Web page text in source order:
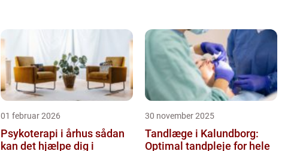
01 februar 2026
Psykoterapi i århus sådan
kan det hjælpe dig i
30 november 2025
Tandlæge i Kalundborg:
Optimal tandpleje for hele